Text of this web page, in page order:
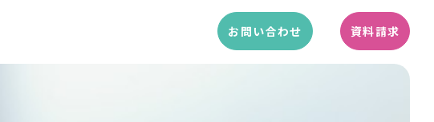
お問い合わせ 資料請求